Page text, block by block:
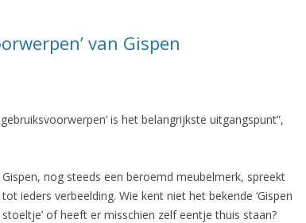
van Gispen
is het belangrijkste uitgangspunt”,
Gispen, nog steeds een beroemd meubelmerk, spreekt
tot ieders verbeelding. Wie kent niet het bekende ‘Gispen
stoeltje’ of heeft er misschien zelf eentje thuis staan?